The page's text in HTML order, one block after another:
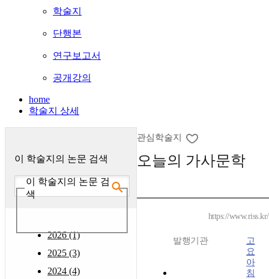
학술지
단행본
연구보고서
공개강의
home
학술지 상세
이 학술지의 논문 검색
이 학술지의 논문 검
색
2026 (1)
2025 (3)
2024 (4)
관심학술지
오늘의 가사문학
https://
발행기관
고
요
아
침